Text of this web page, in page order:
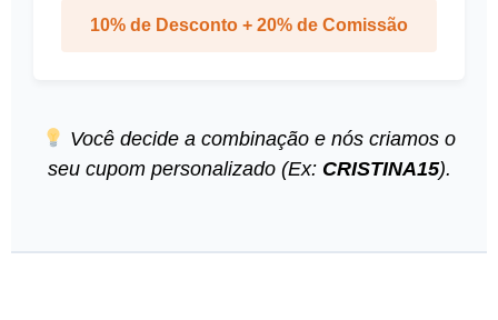
10% de Desconto + 20% de Comissão
Você decide a combinação e nós criamos o
seu cupom personalizado (Ex: CRISTINA15).